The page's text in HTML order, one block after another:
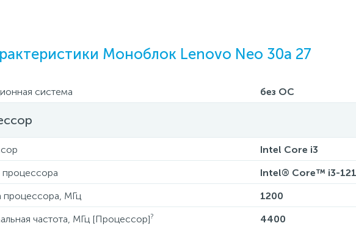
Моноблок Lenovo Neo 30a 27
система без ОС
Intel Core i3
Intel® Core™ i3-
процессора, МГц
1200
частота, МГц [Процессор]? 4400